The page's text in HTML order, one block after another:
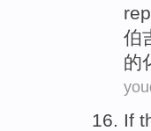
伯
的
If